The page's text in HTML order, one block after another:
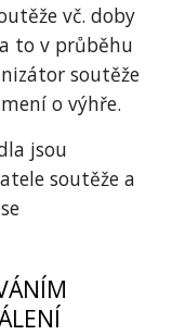
vč. doby
to v průběhu
soutěže
o výhře.
jsou
soutěže a